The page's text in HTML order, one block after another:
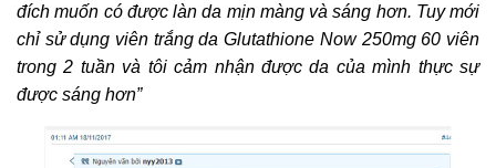
đích muốn có được làn da mịn màng và sáng hơn. Tuy mới
chỉ sử dụng viên trắng da Glutathione Now 250mg 60 viên
trong 2 tuần và tôi cảm nhận được da của mình thực sự
được sáng hơn”